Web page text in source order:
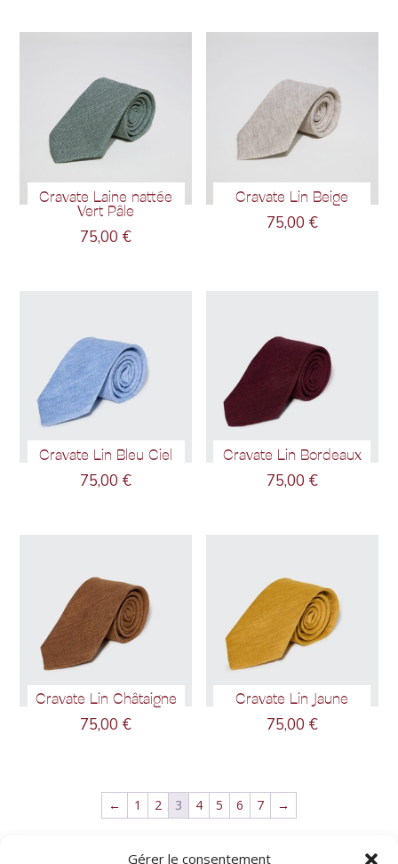
Gérer le consentement
Cravate Laine nattée
Vert Pâle
75,00 €
Cravate Lin Beige
75,00 €
Cravate Lin Bleu Ciel
75,00 €
Cravate Lin Bordeaux
75,00 €
Cravate Lin Châtaigne
75,00 €
Cravate Lin Jaune
75,00 €
← 1 2 3 4 5 6 7 →